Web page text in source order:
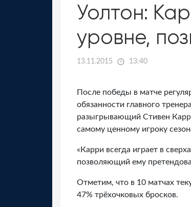
Уолтон:
уровне,
13.11.2015 13:40
После победы в матче
обязанности главного
разыгрывающий Стивен
самому ценному игроку
«Карри всегда играет в
позволяющий ему
Отметим, что в 10 матчах
47% трёхочковых бросков.